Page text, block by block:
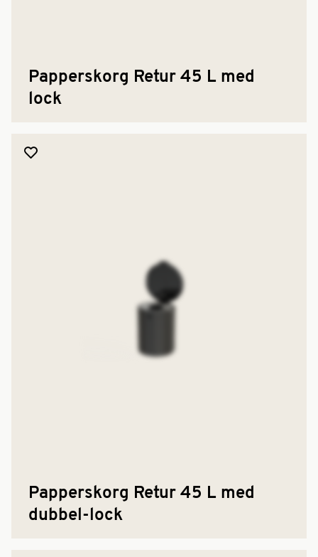
Papperskorg Retur 45 L med
lock
Lägg till produkt i favoriter
Papperskorg Retur 45 L med
dubbel-lock